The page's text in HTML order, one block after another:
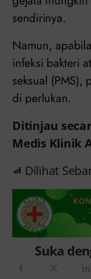
sendirinya.
Namun,
infeksi bakteri
seksual (PMS),
di perlukan.
Ditinjau
Medis Klinik
Dilihat
Suka